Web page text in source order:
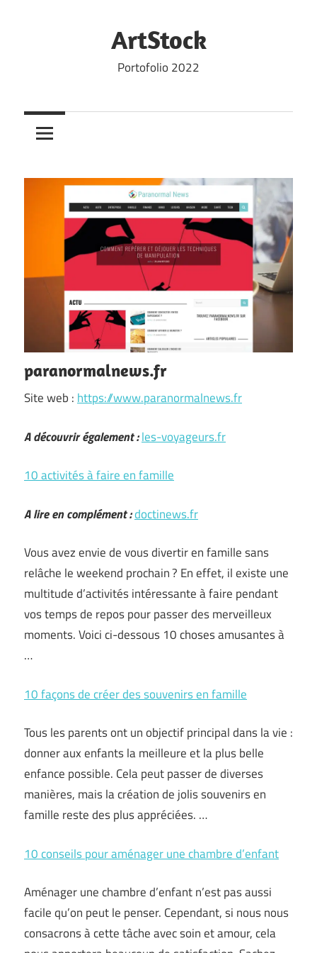
ArtStock
Portofolio 2022
paranormalnews.fr
Site web : https://www.paranormalnews.fr
A découvrir également :les-voyageurs.fr
10 activités à faire en famille
A lire en complément :doctinews.fr
Vous avez envie de vous divertir en famille sans
relâche le weekend prochain ? En effet, il existe une
multitude d’activités intéressante à faire pendant
vos temps de repos pour passer des merveilleux
moments. Voici ci-dessous 10 choses amusantes à
…
10 façons de créer des souvenirs en famille
Tous les parents ont un objectif principal dans la vie :
donner aux enfants la meilleure et la plus belle
enfance possible. Cela peut passer de diverses
manières, mais la création de jolis souvenirs en
famille reste des plus appréciées. …
10 conseils pour aménager une chambre d’enfant
Aménager une chambre d’enfant n’est pas aussi
facile qu’on peut le penser. Cependant, si nous nous
consacrons à cette tâche avec soin et amour, cela